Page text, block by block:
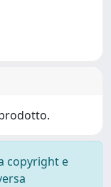
copyright e